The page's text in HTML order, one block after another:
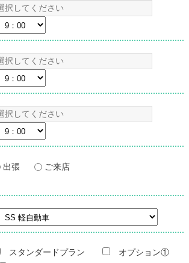
出張 ご来店
スタンダードプラン
オプション①